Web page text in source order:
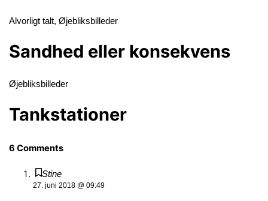
Alvorligt talt, Øjebliksbilleder
Sandhed eller konsekvens
Øjebliksbilleder
Tankstationer
6 Comments
Stine
27. juni 2018 @ 09:49